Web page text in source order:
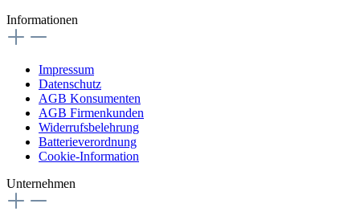
Informationen
Impressum
Datenschutz
AGB Konsumenten
AGB Firmenkunden
Widerrufsbelehrung
Batterieverordnung
Cookie-Information
Unternehmen